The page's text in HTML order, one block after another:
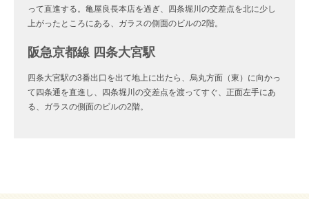
って直進する。亀屋良長本店を過ぎ、四条堀川の交差点を北に少し
上がったところにある、ガラスの側面のビルの2階。
阪急京都線 四条大宮駅
四条大宮駅の3番出口を出て地上に出たら、烏丸方面（東）に向かっ
て四条通を直進し、四条堀川の交差点を渡ってすぐ、正面左手にあ
る、ガラスの側面のビルの2階。